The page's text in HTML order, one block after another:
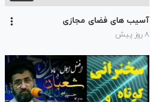
آسیب های فضای مجازی
۸ روز پیش